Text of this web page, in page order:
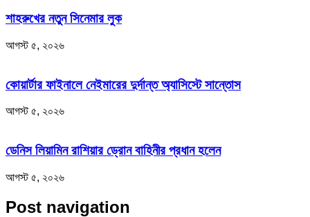
শাহরুখের নতুন সিনেমার লুক
আগস্ট ৫, ২০২৬
কোয়ার্টার ফাইনালে নেইমারের দুর্দান্ত অ্যাসিস্টে সান্তোস
আগস্ট ৫, ২০২৬
ডেনিস লিয়ামিন রাশিয়ার ড্রোন বাহিনীর প্রধান হলেন
আগস্ট ৫, ২০২৬
Post navigation